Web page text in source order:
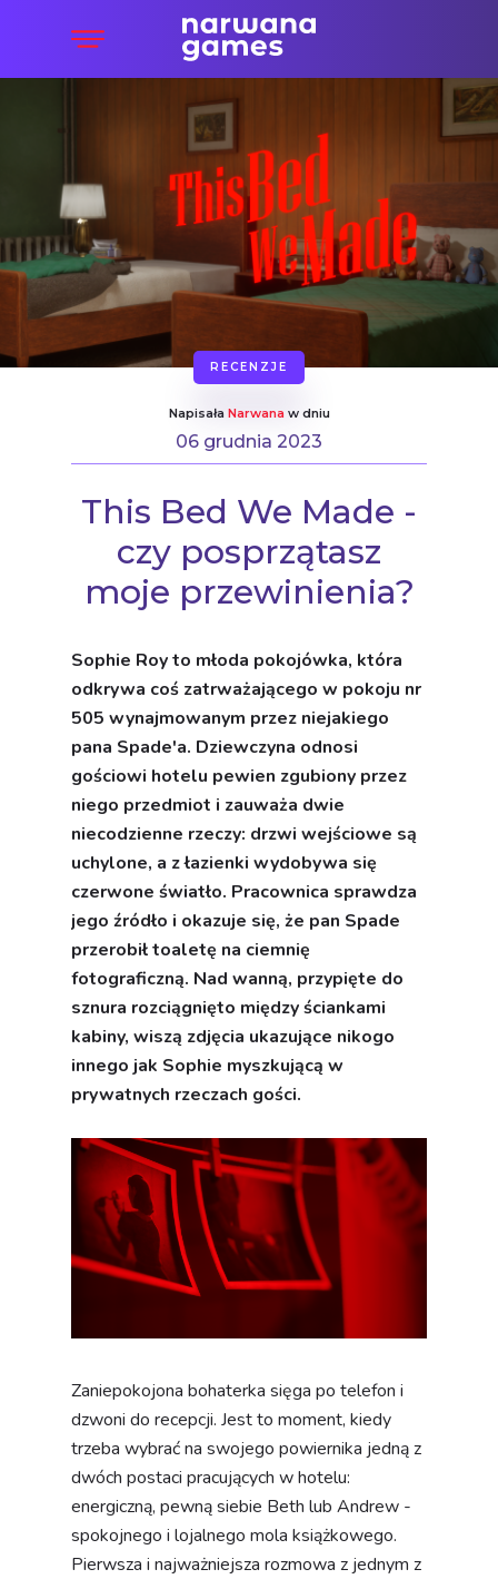
RECENZJE
Napisała Narwana w dniu
06 grudnia 2023
This Bed We Made -
czy posprzątasz
moje przewinienia?
Sophie Roy to młoda pokojówka, która
odkrywa coś zatrważającego w pokoju nr
505 wynajmowanym przez niejakiego
pana Spade'a. Dziewczyna odnosi
gościowi hotelu pewien zgubiony przez
niego przedmiot i zauważa dwie
niecodzienne rzeczy: drzwi wejściowe są
uchylone, a z łazienki wydobywa się
czerwone światło. Pracownica sprawdza
jego źródło i okazuje się, że pan Spade
przerobił toaletę na ciemnię
fotograficzną. Nad wanną, przypięte do
sznura rozciągnięto między ściankami
kabiny, wiszą zdjęcia ukazujące nikogo
innego jak Sophie myszkującą w
prywatnych rzeczach gości.
Zaniepokojona bohaterka sięga po telefon i
dzwoni do recepcji. Jest to moment, kiedy
trzeba wybrać na swojego powiernika jedną z
dwóch postaci pracujących w hotelu:
energiczną, pewną siebie Beth lub Andrew -
spokojnego i lojalnego mola książkowego.
Pierwsza i najważniejsza rozmowa z jednym z